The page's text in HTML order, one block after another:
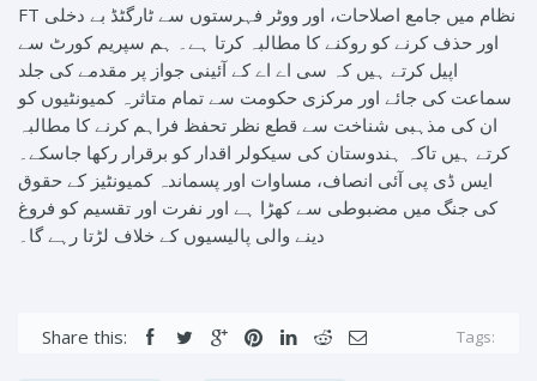
FT نظام میں جامع اصلاحات، اور ووٹر فہرستوں سے ٹارگٹڈ بے دخلی
اور حذف کرنے کو روکنے کا مطالبہ کرتا ہے۔ ہم سپریم کورٹ سے
اپیل کرتے ہیں کہ سی اے اے کے آئینی جواز پر مقدمے کی جلد
سماعت کی جائے اور مرکزی حکومت سے تمام متاثرہ کمیونٹیوں کو
ان کی مذہبی شناخت سے قطع نظر تحفظ فراہم کرنے کا مطالبہ
کرتے ہیں تاکہ ہندوستان کی سیکولر اقدار کو برقرار رکھا جاسکے۔
ایس ڈی پی آئی انصاف، مساوات اور پسماندہ کمیونٹیز کے حقوق
کی جنگ میں مضبوطی سے کھڑا ہے اور نفرت اور تقسیم کو فروغ
دینے والی پالیسیوں کے خلاف لڑتا رہے گا۔
Share this: Tags: